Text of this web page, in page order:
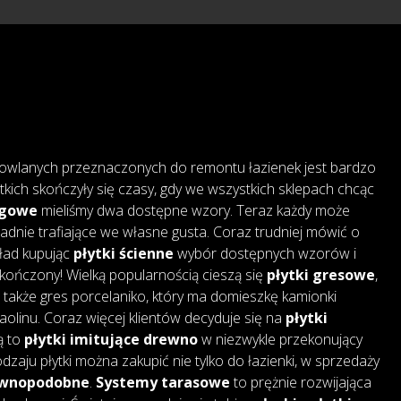
przeznaczonych do remontu łazienek jest bardzo
skończyły się czasy, gdy we wszystkich sklepach chcąc
mieliśmy dwa dostępne wzory. Teraz każdy może
trafiające we własne gusta. Coraz trudniej mówić o
kupując płytki ścienne wybór dostępnych wzorów i
Wielką popularnością cieszą się płytki gresowe,
gres porcelaniko, który ma domieszkę kamionki
Coraz więcej klientów decyduje się na płytki
to płytki imitujące drewnow niezwykle przekonujący
płytki można zakupić nie tylko do łazienki, w sprzedaży
. Systemy tarasoweto prężnie rozwijająca